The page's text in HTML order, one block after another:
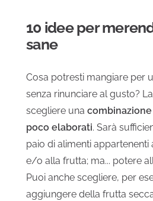
10 idee per
sane
Cosa potresti mangiare per
senza rinunciare al gusto?
scegliere una
poco elaborati. Sarà
paio di alimenti appartenenti
e/o alla frutta; ma... potere
Puoi anche scegliere, per
aggiungere della frutta